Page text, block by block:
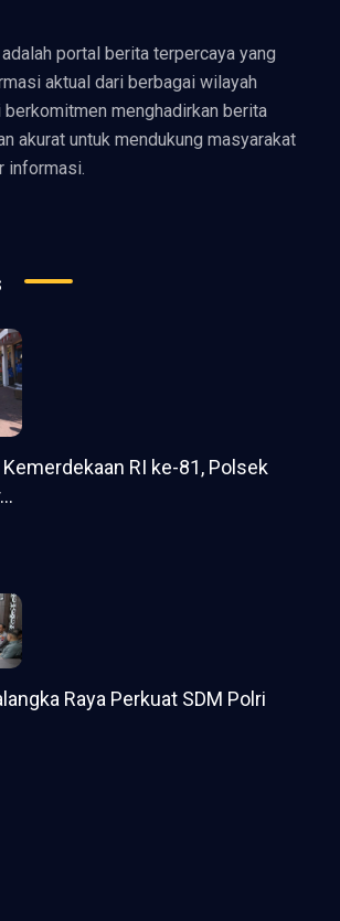
portal berita terpercaya yang
aktual dari berbagai wilayah
berkomitmen menghadirkan berita
akurat untuk mendukung masyarakat
informasi.
RI ke-81, Polsek
Raya Perkuat SDM Polri